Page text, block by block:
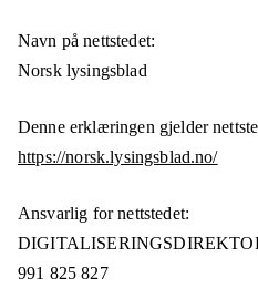
Navn på nettstedet:
Norsk lysingsblad
Denne erklæringen gjelder
https://norsk.lysingsblad.no/
Ansvarlig for nettstedet:
991 825 827